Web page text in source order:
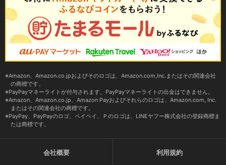
Amazon、Amazon.co.jpおよびそのロゴは、Amazon.com,Inc.またはその関連会社
の商標です。
PayPayマネーライトが付与されます。PayPayマネーライトの出金はできません。
Amazon、Amazon.co.jp、Amazon Payおよびそれらのロゴは、Amazon.com, Inc.
またはその関連会社の商標です。
PayPay、PayPayのロゴ、ペイペイ、Ｐのロゴは、LINEヤフー株式会社の登録商標ま
たは商標です。
会社概要 利用規約